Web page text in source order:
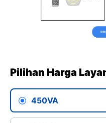
Pilihan Harga
450VA